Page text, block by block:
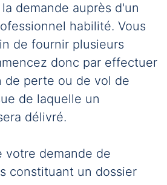
demande auprès d'un
habilité. Vous
de fournir plusieurs
donc par effectuer
de perte ou de vol de
de laquelle un
délivré.
votre demande de
constituant un dossier